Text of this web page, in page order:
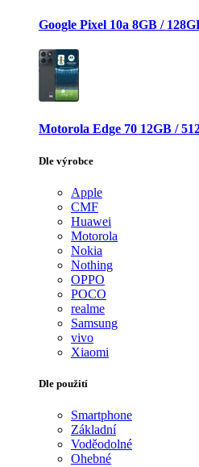
Google Pixel 10a 8GB /
Motorola Edge 70 12GB /
Dle výrobce
Apple
CMF
Huawei
Motorola
Nokia
Nothing
OPPO
POCO
realme
Samsung
vivo
Xiaomi
Dle použití
Smartphone
Základní
Voděodolné
Ohebné